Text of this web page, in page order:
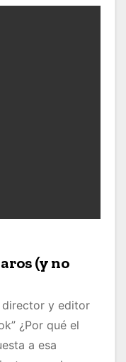
(y no
director y editor
¿Por qué el
a esa